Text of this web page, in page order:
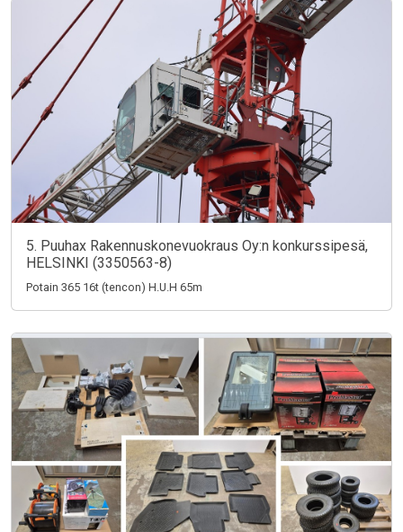
5. Puuhax Rakennuskonevuokraus Oy:n konkurssipesä,
HELSINKI (3350563-8)
Potain 365 16t (tencon) H.U.H 65m